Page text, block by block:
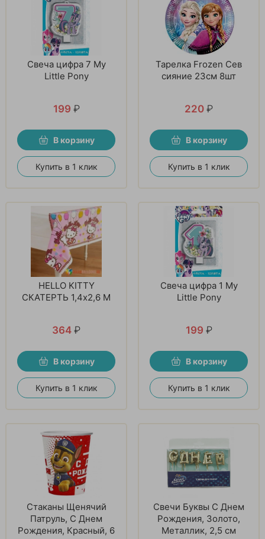
Свеча цифра 7 My
Little Pony
199 ₽
В корзину
Купить в 1 клик
Тарелка Frozen Сев
сияние 23см 8шт
220 ₽
В корзину
Купить в 1 клик
HELLO KITTY
СКАТЕРТЬ 1,4x2,6 М
364 ₽
В корзину
Купить в 1 клик
Свеча цифра 1 My
Little Pony
199 ₽
В корзину
Купить в 1 клик
Стаканы Щенячий
Патруль, С Днем
Рождения, Красный, 6
Свечи Буквы С Днем
Рождения, Золото,
Металлик, 2,5 см